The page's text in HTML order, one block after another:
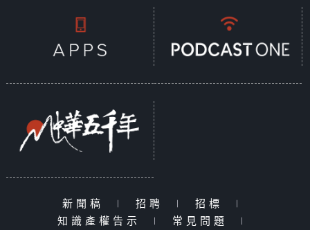
新聞稿 | 招聘 | 招標
|
知識產權告示
| 常見問題 |